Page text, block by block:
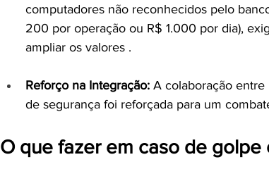
computadores não reconhecidos pelo
200 por operação ou R$ 1.000 por dia),
ampliar os valores .
Reforço na Integração: A colaboração
de segurança foi reforçada para um
O que fazer em caso de golpe